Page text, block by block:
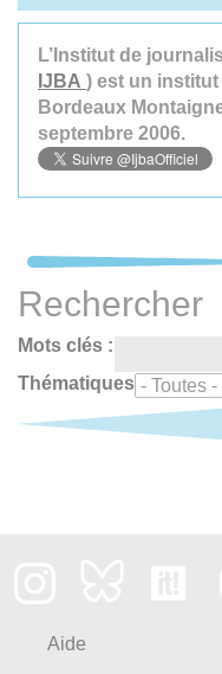
L’Institut de
IJBA ) est un institut
Bordeaux
septembre 2006.
Rechercher
Mots clés :
Thématiques
Aide